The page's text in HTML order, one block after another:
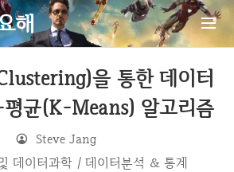
해
을 통한 데이터
균(K-Means) 알고리즘
Steve Jang
데이터과학 / 데이터분석 & 통계